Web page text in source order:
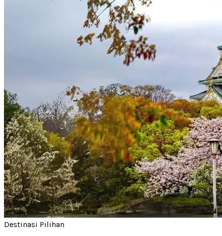
Destinasi Pilihan